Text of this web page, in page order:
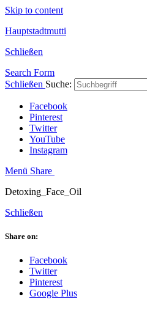
Skip to content
Hauptstadtmutti
Schließen
Search Form
Schließen Suche:
Facebook
Pinterest
Twitter
YouTube
Instagram
Menü Share
Detoxing_Face_Oil
Schließen
Share on:
Facebook
Twitter
Pinterest
Google Plus